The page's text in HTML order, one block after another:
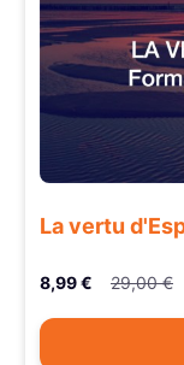
La vertu
8,99 € 29,00 €